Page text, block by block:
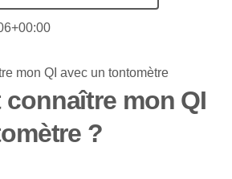
connaître mon QI
?